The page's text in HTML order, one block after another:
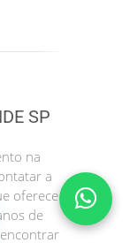
SP
na
a
oferece
de
de